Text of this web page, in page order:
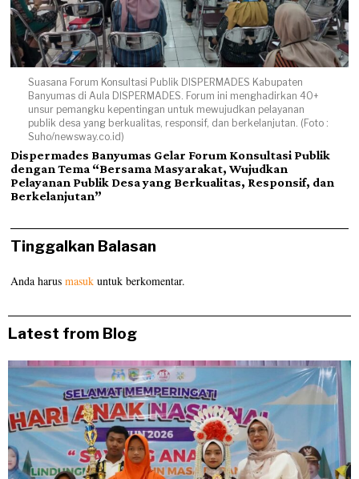
Suasana Forum Konsultasi Publik DISPERMADES Kabupaten
Banyumas di Aula DISPERMADES. Forum ini menghadirkan 40+
unsur pemangku kepentingan untuk mewujudkan pelayanan
publik desa yang berkualitas, responsif, dan berkelanjutan. (Foto :
Suho/newsway.co.id)
Dispermades Banyumas Gelar Forum Konsultasi Publik
dengan Tema “Bersama Masyarakat, Wujudkan
Pelayanan Publik Desa yang Berkualitas, Responsif, dan
Berkelanjutan”
Tinggalkan Balasan
Anda harusmasuk untuk berkomentar.
Latest from Blog